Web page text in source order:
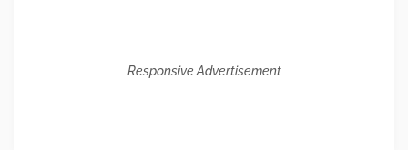
Responsive Advertisement